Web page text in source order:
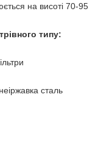
на висоті 70-95
типу:
сталь